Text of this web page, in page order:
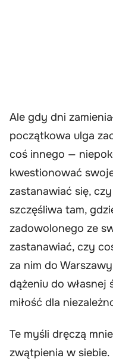
Ale gdy dni
początkowa ulga
coś innego —
kwestionować
zastanawiać się,
szczęśliwa tam,
zadowolonego ze
zastanawiać, czy
za nim do
dążeniu do własnej
miłość dla
Te myśli dręczą
zwątpienia w